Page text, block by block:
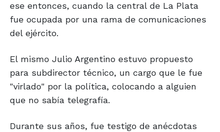
ese entonces, cuando la central de La Plata
fue ocupada por una rama de comunicaciones
del ejército.
El mismo Julio Argentino estuvo propuesto
para subdirector técnico, un cargo que le fue
"virlado" por la política, colocando a alguien
que no sabía telegrafía.
Durante sus años, fue testigo de anécdotas